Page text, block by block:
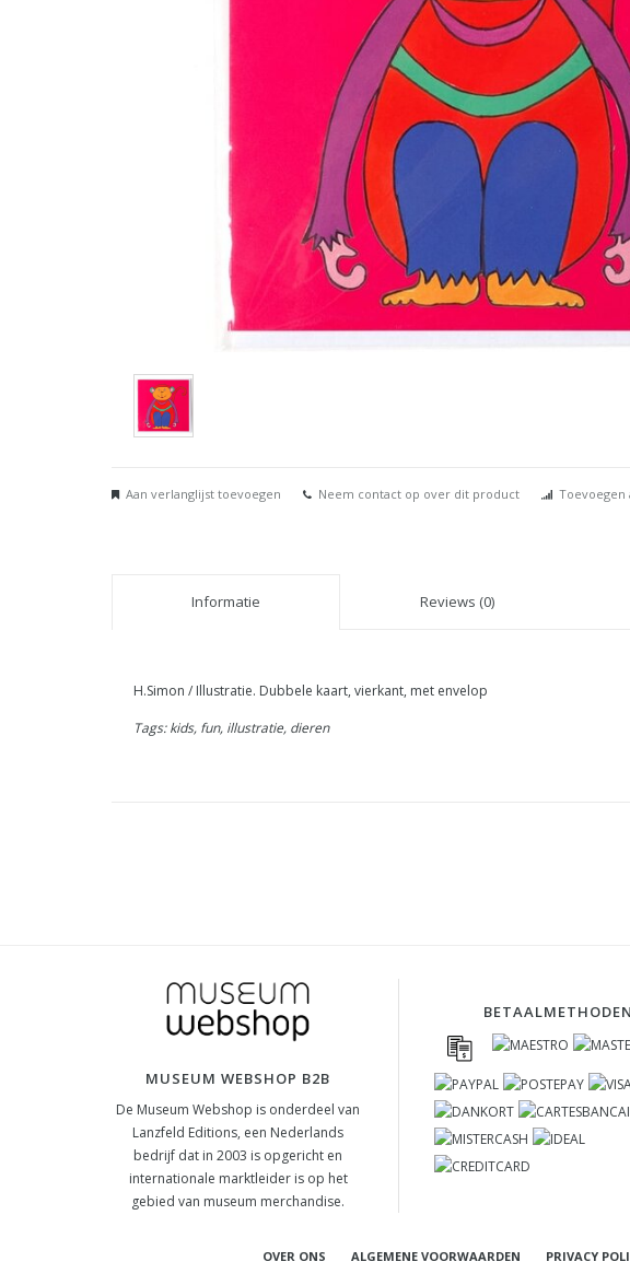
Aan verlanglijst toevoegen Neem contact op over dit product Toevoegen
Informatie Reviews (0)
H.Simon / Illustratie. Dubbele kaart, vierkant, met envelop
Tags: kids, fun, illustratie, dieren
MUSEUM WEBSHOP B2B
De Museum Webshop is onderdeel van
Lanzfeld Editions, een Nederlands
bedrijf dat in 2003 is opgericht en
internationale marktleider is op het
gebied van museum merchandise.
BETAALMETHODEN
OVER ONS ALGEMENE VOORWAARDEN PRIVACY